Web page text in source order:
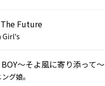
Future
Girl's
BOY～そよ風に寄り添って～
グ娘。